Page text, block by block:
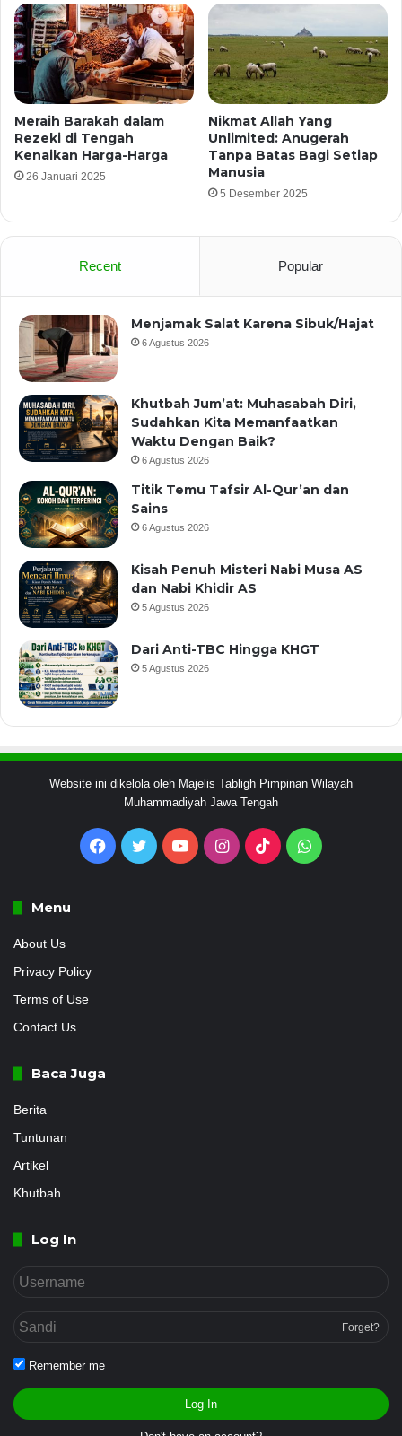
Meraih Barakah dalam
Rezeki di Tengah
Kenaikan Harga-Harga
26 Januari 2025
Nikmat Allah Yang
Unlimited: Anugerah
Tanpa Batas Bagi Setiap
Manusia
5 Desember 2025
Recent Popular
Menjamak Salat Karena Sibuk/Hajat
6 Agustus 2026
Khutbah Jum’at: Muhasabah Diri,
Sudahkan Kita Memanfaatkan
Waktu Dengan Baik?
6 Agustus 2026
Titik Temu Tafsir Al-Qur’an dan
Sains
6 Agustus 2026
Kisah Penuh Misteri Nabi Musa AS
dan Nabi Khidir AS
5 Agustus 2026
Dari Anti-TBC Hingga KHGT
5 Agustus 2026
Website ini dikelola oleh Majelis Tabligh Pimpinan Wilayah
Muhammadiyah Jawa Tengah
Facebook
Twitter YouTubeInstagram
TikTokWhatsApp
Menu
About Us
Privacy Policy
Terms of Use
Contact Us
Baca Juga
Berita
Tuntunan
Artikel
Khutbah
Log In
Forget?
Remember me
Log In